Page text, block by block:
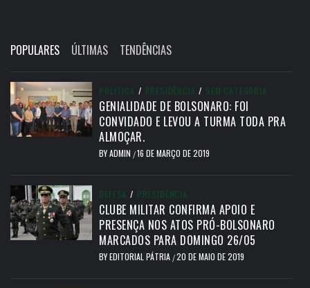
POPULARES ÚLTIMAS TENDÊNCIAS
POLÍTICA / PRESIDÊNCIA / SEM CATEGORIA
GENIALIDADE DE BOLSONARO: FOI
CONVIDADO E LEVOU A TURMA TODA PRA
ALMOÇAR.
BYADMIN /16 DE MARÇO DE 2019
DEFESA / PRESIDÊNCIA
CLUBE MILITAR CONFIRMA APOIO E
PRESENÇA NOS ATOS PRÓ-BOLSONARO
MARCADOS PARA DOMINGO 26/05
BYEDITORIAL PÁTRIA /20 DE MAIO DE 2019